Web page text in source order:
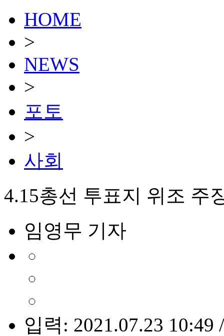
HOME
>
NEWS
>
포토
>
사회
4.15총선 투표지 위조 주
임영무 기자
입력: 2021.07.23 10:49